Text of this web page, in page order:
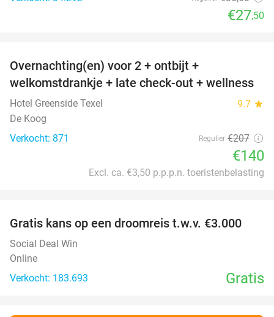
€27,50
Overnachting(en) voor 2 + ontbijt +
welkomstdrankje + late check-out + wellness
Hotel Greenside Texel 9.7 star
De Koog
Verkocht: 871
Regulier €207
€140
Excl. ca. €3,50 p.p.p.n. toeristenbelasting
Gratis kans op een droomreis t.w.v. €3.000
Social Deal Win
Online
Verkocht: 183.693
Gratis